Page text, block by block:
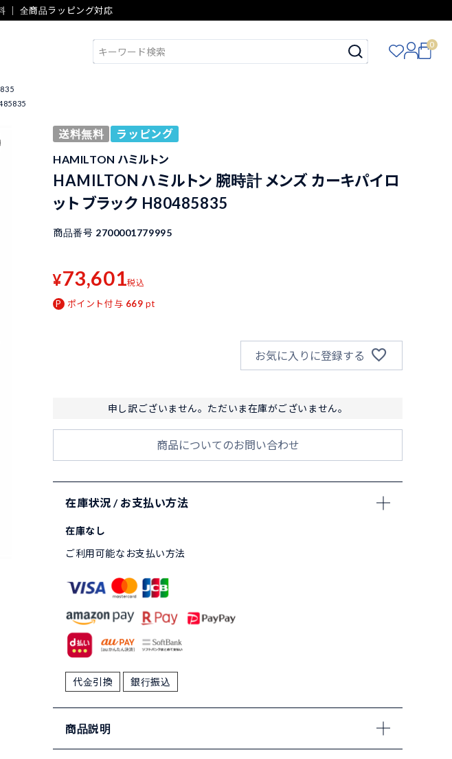
｜ 全商品ラッピング対応
0
送料無料
ラッピング
HAMILTON ハミルトン
HAMILTON ハミルトン 腕時計 メンズ カーキパイロ
ット ブラック H80485835
商品番号 2700001779995
¥73,601税込
ポイント付与 669 pt
お気に入りに登録する
申し訳ございません。ただいま在庫がございません。
商品についてのお問い合わせ
在庫状況 / お支払い方法
在庫なし
ご利用可能なお支払い方法
代金引換 銀行振込
商品説明